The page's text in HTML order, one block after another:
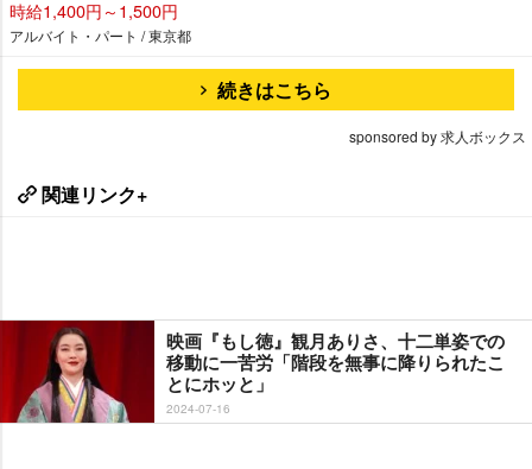
時給1,400円～1,500円
アルバイト・パート / 東京都
続きはこちら
sponsored by 求人ボックス
関連リンク+
映画『もし徳』観月ありさ、十二単姿での
移動に一苦労「階段を無事に降りられたこ
とにホッと」
2024-07-16